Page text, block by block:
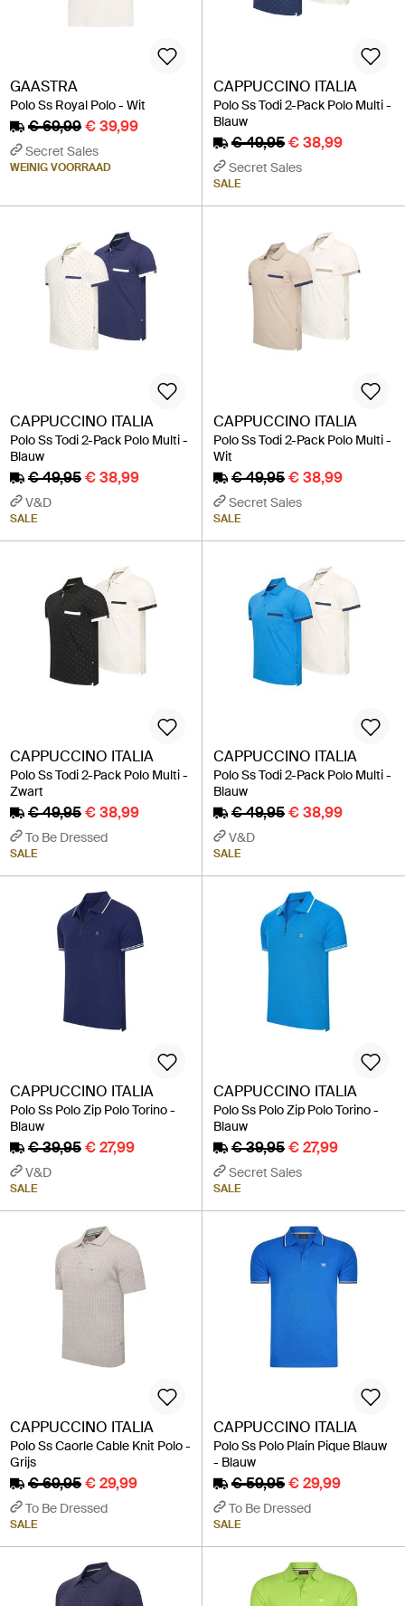
GAASTRA
Polo Ss Royal Polo - Wit
€ 69,99€ 39,99
Secret Sales
WEINIG VOORRAAD
CAPPUCCINO ITALIA
Polo Ss Todi 2-Pack Polo Multi -
Blauw
€ 49,95€ 38,99
Secret Sales
SALE
CAPPUCCINO ITALIA
Polo Ss Todi 2-Pack Polo Multi -
Blauw
€ 49,95€ 38,99
V&D
SALE
CAPPUCCINO ITALIA
Polo Ss Todi 2-Pack Polo Multi -
Wit
€ 49,95€ 38,99
Secret Sales
SALE
CAPPUCCINO ITALIA
Polo Ss Todi 2-Pack Polo Multi -
Zwart
€ 49,95€ 38,99
To Be Dressed
SALE
CAPPUCCINO ITALIA
Polo Ss Todi 2-Pack Polo Multi -
Blauw
€ 49,95€ 38,99
V&D
SALE
CAPPUCCINO ITALIA
Polo Ss Polo Zip Polo Torino -
Blauw
€ 39,95€ 27,99
V&D
SALE
CAPPUCCINO ITALIA
Polo Ss Polo Zip Polo Torino -
Blauw
€ 39,95€ 27,99
Secret Sales
SALE
CAPPUCCINO ITALIA
Polo Ss Caorle Cable Knit Polo -
Grijs
€ 69,95€ 29,99
To Be Dressed
SALE
CAPPUCCINO ITALIA
Polo Ss Polo Plain Pique Blauw
- Blauw
€ 59,95€ 29,99
To Be Dressed
SALE